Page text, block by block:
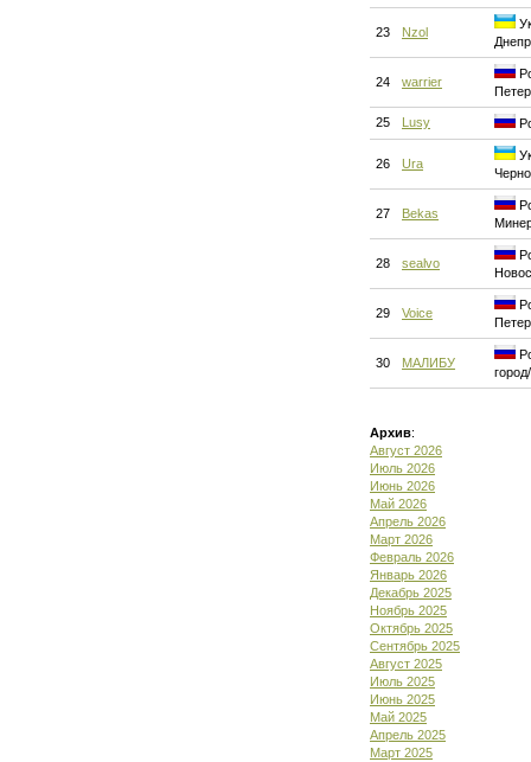
23 Nzol
24 warrier
25 Lusy
26 Ura
27 Bekas
28 sealvo
29 Voice
30 МАЛИБУ
Архив:
Август 2026
Июль 2026
Июнь 2026
Май 2026
Апрель 2026
Март 2026
Февраль 2026
Январь 2026
Декабрь 2025
Ноябрь 2025
Октябрь 2025
Сентябрь 2025
Август 2025
Июль 2025
Июнь 2025
Май 2025
Апрель 2025
Март 2025